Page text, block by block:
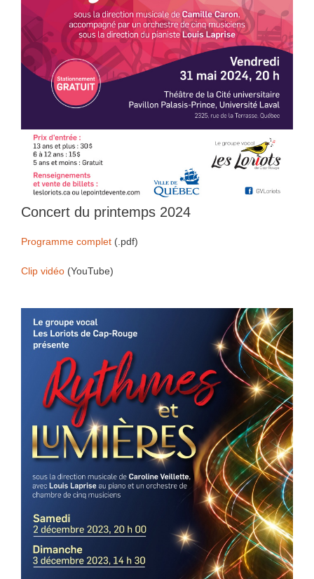
Concert du printemps 2024
Programme complet (.pdf)
Clip vidéo (YouTube)